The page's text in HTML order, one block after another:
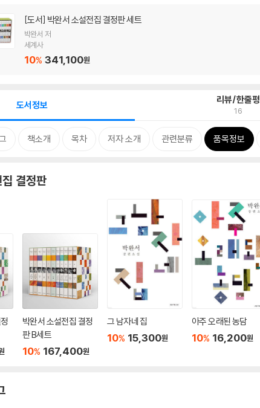
[도서] 박완서 소설전집 결정판 세트
박완서 저
세계사
10% 341,100원
도서정보 리뷰/한줄평
16
책소개 목차 저자 소개 관련분류 품목정보
결정판
박완서 소설전집 결정
판 B세트
10% 167,400원
그 남자네 집
10% 15,300원
아주 오래된 농담
10% 16,200원